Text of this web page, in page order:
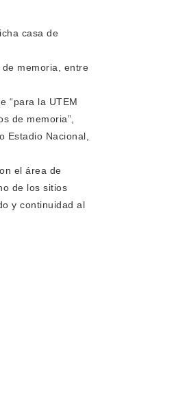
casa de
memoria, entre
“para la UTEM
de memoria”,
Estadio Nacional,
el área de
de los sitios
y continuidad al